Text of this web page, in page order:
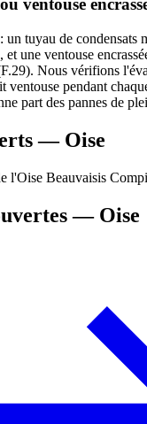
ventouse
tuyau de condensats
une ventouse
Nous vérifions
ventouse pendant
part des pannes de
— Oise
l'Oise Beauvaisis
— Oise